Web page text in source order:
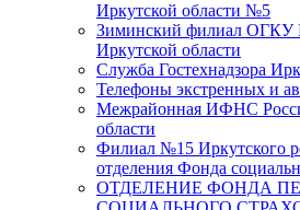
Иркутской области №5
Зиминский филиал ОГКУ
Иркутской области
Служба Гостехнадзора
Телефоны экстренных и
Межрайонная ИФНС
области
Филиал №15 Иркутского
отделения Фонда
ОТДЕЛЕНИЕ ФОНДА